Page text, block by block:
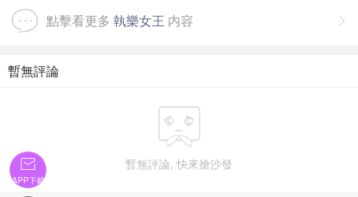

點擊看更多 執樂女王 内容
暫無評論

暫無評論, 快來搶沙發

APP下載